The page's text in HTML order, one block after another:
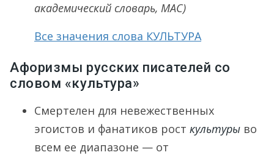
академический словарь, МАС)
Все значения слова КУЛЬТУРА
Афоризмы русских писателей со
словом «культура»
Смертелен для невежественных
эгоистов и фанатиков рост культуры во
всем ее диапазоне — от